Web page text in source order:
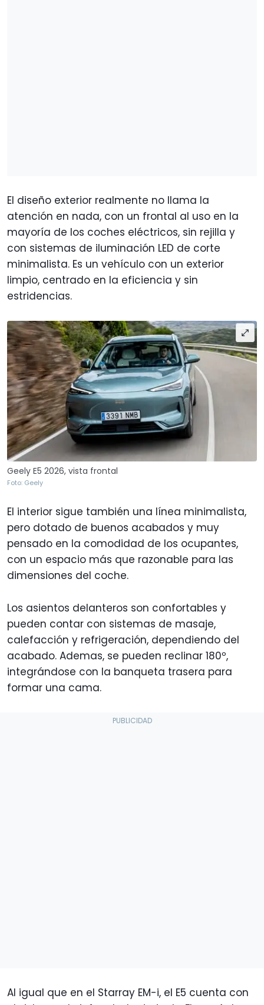
El diseño exterior realmente no llama la
atención en nada, con un frontal al uso en la
mayoría de los coches eléctricos, sin rejilla y
con sistemas de iluminación LED de corte
minimalista. Es un vehículo con un exterior
limpio, centrado en la eficiencia y sin
estridencias.
Geely E5 2026, vista frontal
Foto: Geely
El interior sigue también una línea minimalista,
pero dotado de buenos acabados y muy
pensado en la comodidad de los ocupantes,
con un espacio más que razonable para las
dimensiones del coche.
Los asientos delanteros son confortables y
pueden contar con sistemas de masaje,
calefacción y refrigeración, dependiendo del
acabado. Ademas, se pueden reclinar 180º,
integrándose con la banqueta trasera para
formar una cama.
Al igual que en el Starray EM-i, el E5 cuenta con